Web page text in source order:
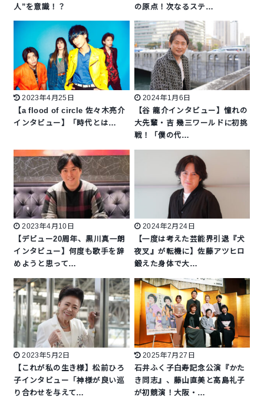
人”を意識！？
の原点！次なるステ…
2023年4月25日
【a flood of circle 佐々木亮介
インタビュー】「時代とは…
2024年1月6日
【谷 龍介インタビュー】憧れの
大先輩・吉 幾三ワールドに初挑
戦！「僕の代…
2023年4月10日
【デビュー20周年、黒川真一朗
インタビュー】何度も歌手を辞
めようと思って…
2024年2月24日
【一度は考えた芸能界引退『犬
夜叉』が転機に】佐藤アツヒロ
鍛えた身体で大…
2023年5月2日
【これが私の生き様】松前ひろ
子インタビュー「神様が良い巡
り合わせを与えて…
2025年7月27日
石井ふく子白寿記念公演『かた
き同志』、藤山直美と高島礼子
が初競演！大阪・…